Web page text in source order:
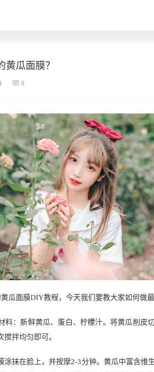
黄瓜面膜？
0
瓜面膜DIY教程，今天我们要教大家如何做
料：新鲜黄瓜、蛋白、柠檬汁。将黄瓜削皮
拌均匀即可。
涂抹在脸上，并按摩2-3分钟。黄瓜中富含维